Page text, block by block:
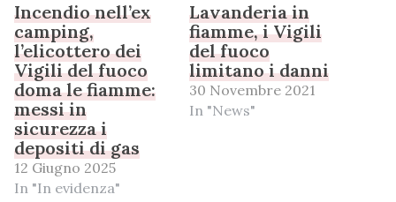
Incendio nell’ex
camping,
l’elicottero dei
Vigili del fuoco
doma le fiamme:
messi in
sicurezza i
depositi di gas
12 Giugno 2025
In "In evidenza"
Lavanderia in
fiamme, i Vigili
del fuoco
limitano i danni
30 Novembre 2021
In "News"